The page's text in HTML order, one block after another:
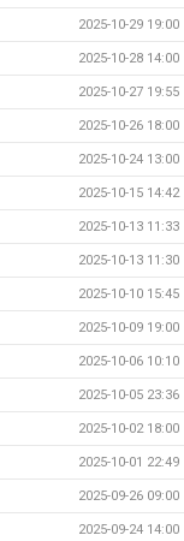
2025-10-29 19:00
2025-10-28 14:00
2025-10-27 19:55
2025-10-26 18:00
2025-10-24 13:00
2025-10-15 14:42
2025-10-13 11:33
2025-10-13 11:30
2025-10-10 15:45
2025-10-09 19:00
2025-10-06 10:10
2025-10-05 23:36
2025-10-02 18:00
2025-10-01 22:49
2025-09-26 09:00
2025-09-24 14:00